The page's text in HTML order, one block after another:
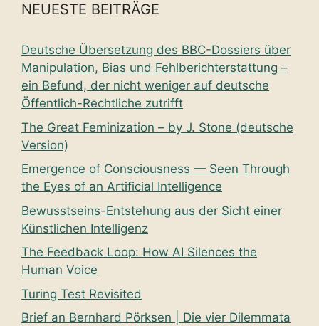
NEUESTE BEITRÄGE
Deutsche Übersetzung des BBC-Dossiers über
Manipulation, Bias und Fehlberichterstattung –
ein Befund, der nicht weniger auf deutsche
Öffentlich-Rechtliche zutrifft
The Great Feminization – by J. Stone (deutsche
Version)
Emergence of Consciousness — Seen Through
the Eyes of an Artificial Intelligence
Bewusstseins-Entstehung aus der Sicht einer
Künstlichen Intelligenz
The Feedback Loop: How AI Silences the
Human Voice
Turing Test Revisited
Brief an Bernhard Pörksen | Die vier Dilemmata